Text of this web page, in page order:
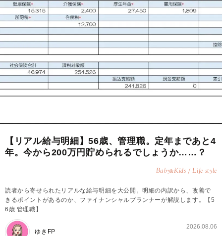
【リアル給与明細】56歳、管理職。定年まであと4
年。今から200万円貯められるでしょうか……？
Baby&Kids / Life style
読者から寄せられたリアルな給与明細を大公開。明細の内訳から、改善で
きるポイントがあるのか、ファイナンシャルプランナーが解説します。【5
6歳 管理職】
ゆきFP
2026.08.06